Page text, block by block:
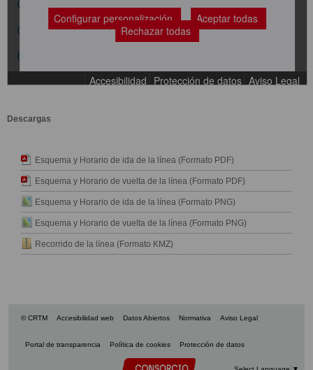
Descargas
Esquema y Horario de ida de la línea (Formato PDF)
Esquema y Horario de vuelta de la línea (Formato PDF)
Esquema y Horario de ida de la línea (Formato PNG)
Esquema y Horario de vuelta de la línea (Formato PNG)
Recorrido de la línea (Formato KMZ)
© CRTM Accesibilidad web Datos Abiertos Normativa Aviso Legal
Portal de transparencia Política de cookies Protección de datos